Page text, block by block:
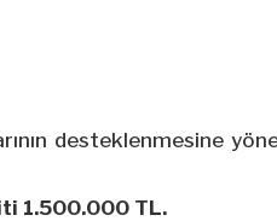
desteklenmesine
1.500.000 TL.